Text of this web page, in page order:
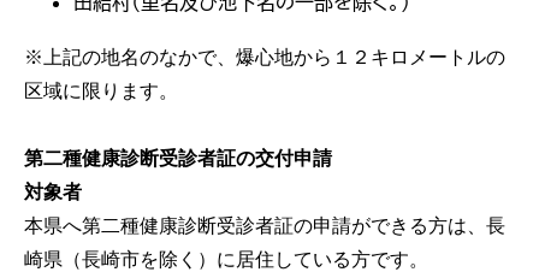
※上記の地名のなかで、爆心地から１２キロメートルの
区域に限ります。
第二種健康診断受診者証の交付申請
対象者
本県へ第二種健康診断受診者証の申請ができる方は、長
崎県（長崎市を除く）に居住している方です。